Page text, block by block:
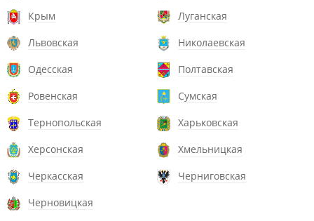
Крым
Луганская
Львовская
Николаевская
Одесская
Полтавская
Ровенская
Сумская
Тернопольская
Харьковская
Херсонская
Хмельницкая
Черкасская
Черниговская
Черновицкая